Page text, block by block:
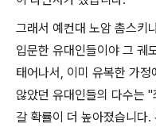
그래서 예컨대 노암 촘스키
입문한 유대인들이야 그 궤
태어나서, 이미 유복한 가정
않았던 유대인들의 다수는 "
갈 확률이 더 높아졌습니다.